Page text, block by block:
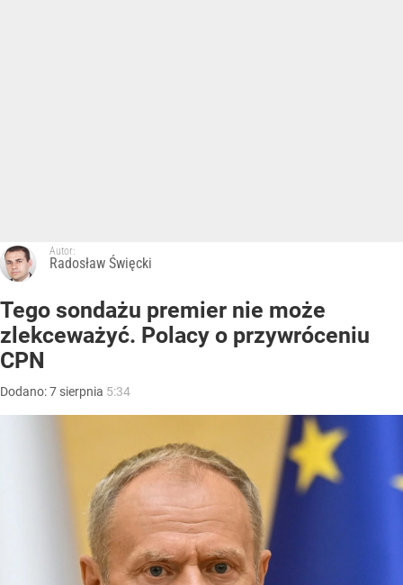
Autor:
Radosław Święcki
Tego sondażu premier nie może
zlekceważyć. Polacy o przywróceniu
CPN
Dodano:7 sierpnia 5:34